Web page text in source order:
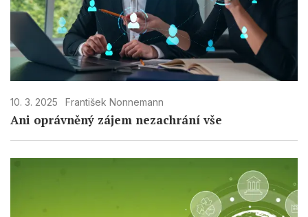
10. 3. 2025 František Nonnemann
Ani oprávněný zájem nezachrání vše